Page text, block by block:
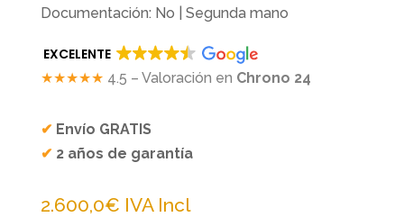
Documentación: No | Segunda mano
EXCELENTE
★★★★★ 4.5 – Valoración en Chrono 24
✔ Envío GRATIS
✔ 2 años de garantía
2.600,0€ IVA Incl